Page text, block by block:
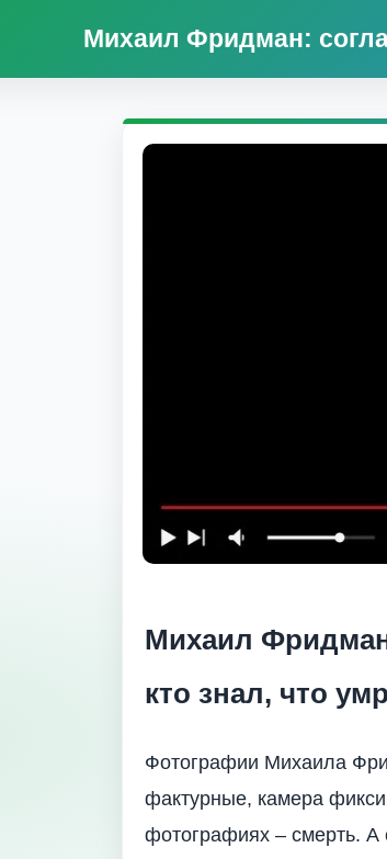
Михаил Фридман:
Михаил
кто знал, что
Фотографии Михаила
фактурные, камера
фотографиях – смерть.